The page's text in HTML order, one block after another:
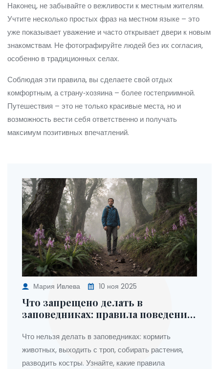
Наконец, не забывайте о вежливости к местным жителям.
Учтите несколько простых фраз на местном языке – это
уже показывает уважение и часто открывает двери к новым
знакомствам. Не фотографируйте людей без их согласия,
особенно в традиционных селах.
Соблюдая эти правила, вы сделаете свой отдых
комфортным, а страну‑хозяина – более гостеприимной.
Путешествия – это не только красивые места, но и
возможность вести себя ответственно и получать
максимум позитивных впечатлений.
Мария Ивлева 10 ноя 2025
Что запрещено делать в
заповедниках: правила поведения
Что нельзя делать в заповедниках: кормить
животных, выходить с троп, собирать растения,
разводить костры. Узнайте, какие правила